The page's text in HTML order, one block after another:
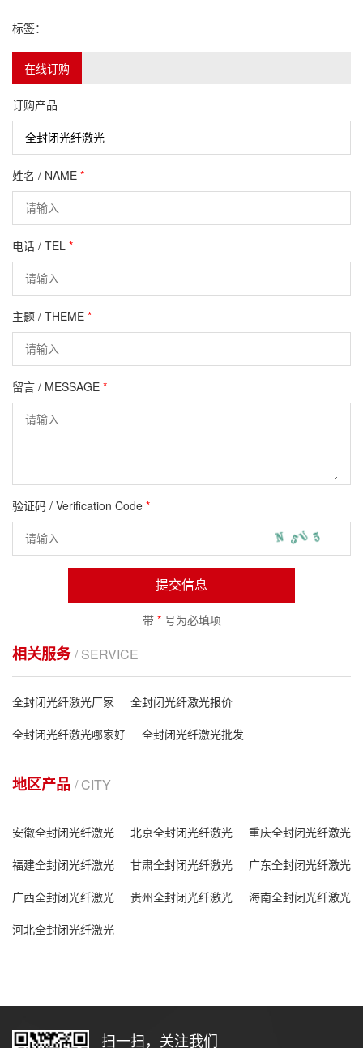
标签：
在线订购
订购产品
姓名 / NAME *
电话 / TEL *
主题 / THEME *
留言 / MESSAGE *
验证码 / Verification Code *
提交信息
带 *号为必填项
相关服务/ SERVICE
全封闭光纤激光厂家
全封闭光纤激光报价
全封闭光纤激光哪家好
全封闭光纤激光批发
地区产品 / CITY
安徽全封闭光纤激光 北京全封闭光纤激光
重庆全封闭光纤激光
福建全封闭光纤激光
甘肃全封闭光纤激光
广东全封闭光纤激光
广西全封闭光纤激光
贵州全封闭光纤激光
海南全封闭光纤激光
河北全封闭光纤激光
扫一扫，关注我们